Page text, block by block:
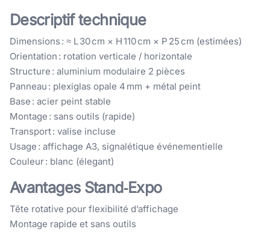
Descriptif technique
Dimensions : ≈ L 30 cm × H 110 cm × P 25 cm (estimées)
Orientation : rotation verticale / horizontale
Structure : aluminium modulaire 2 pièces
Panneau : plexiglas opale 4 mm + métal peint
Base : acier peint stable
Montage : sans outils (rapide)
Transport : valise incluse
Usage : affichage A3, signalétique événementielle
Couleur : blanc (élegant)
Avantages Stand‑Expo
Tête rotative pour flexibilité d’affichage
Montage rapide et sans outils